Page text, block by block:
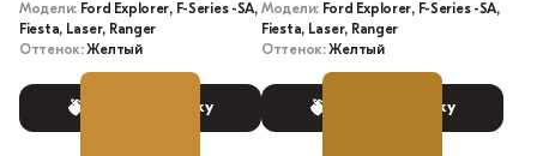
Модели: Ford Explorer, F-Series -SA,
Fiesta, Laser, Ranger
Оттенок:Желтый
Выбрать краску
Модели: Ford Explorer, F-Series -SA,
Fiesta, Laser, Ranger
Оттенок:Желтый
Выбрать краску